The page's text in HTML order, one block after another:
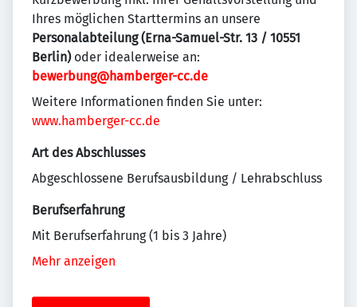
Ihres möglichen Starttermins an unsere
Personalabteilung (Erna-Samuel-Str. 13 / 10551
Berlin)oder idealerweise an:
bewerbung@hamberger-cc.de
Weitere Informationen finden Sie unter:
www.hamberger-cc.de
Art des Abschlusses
Abgeschlossene Berufsausbildung / Lehrabschluss
Berufserfahrung
Mit Berufserfahrung (1 bis 3 Jahre)
Mehr anzeigen